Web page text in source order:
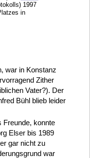
1997
in
war in Konstanz
Zither
Vater?). Der
Bühl blieb leider
Freunde, konnte
Elser bis 1989
gar nicht zu
war